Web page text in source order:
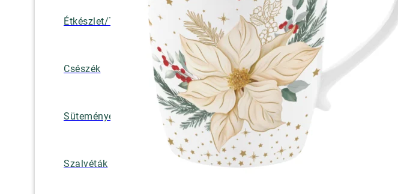
Étkészlet/Tányérkészlet Bögrék
Csészék
Teáskannák, kancsók,
tejkiöntők, cukortartók
Süteményes és tortatálak Pohár / tányéralátétek
Szalvéták
Szalvétatartók, só- és
borsszórók